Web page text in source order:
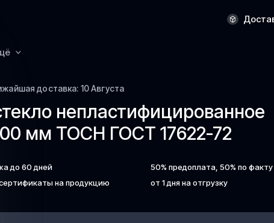
Рязань
Самара
Саратов
Улан-Удэ
доставка: 10 Августа
непластифицированное
мм ТОСН ГОСТ 17622-72
до 60 дней
50% предоплата, 50% по факту
на продукцию
от 1 дня на отгрузку